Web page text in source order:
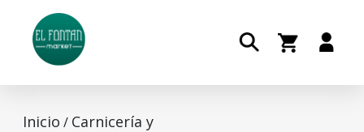
Inicio / Carnicería y